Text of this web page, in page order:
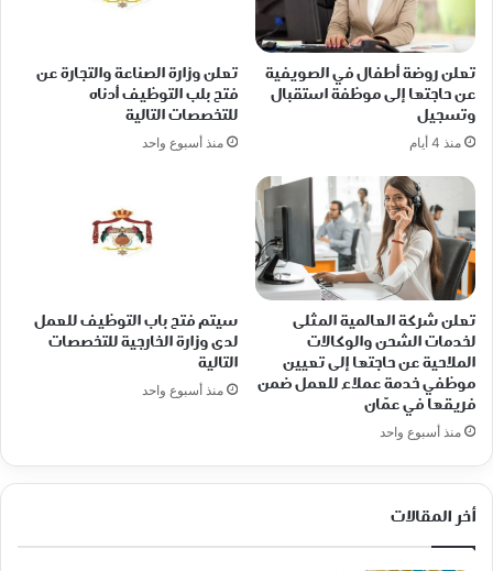
تعلن روضة أطفال في الصويفية
عن حاجتها إلى موظفة استقبال
وتسجيل
منذ 4 أيام
تعلن وزارة الصناعة والتجارة عن
فتح بلب التوظيف أدناه
للتخصصات التالية
منذ أسبوع واحد
تعلن شركة العالمية المثلى
لخدمات الشحن والوكالات
الملاحية عن حاجتها إلى تعيين
موظفي خدمة عملاء للعمل ضمن
فريقها في عمّان
منذ أسبوع واحد
سيتم فتح باب التوظيف للعمل
لدى وزارة الخارجية للتخصصات
التالية
منذ أسبوع واحد
أخر المقالات